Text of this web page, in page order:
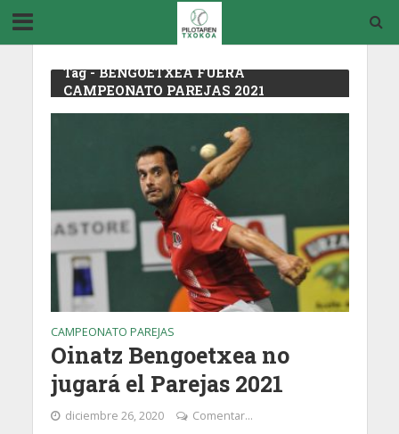
Tag - BENGOETXEA FUERA
CAMPEONATO PAREJAS 2021
CAMPEONATO PAREJAS
Oinatz Bengoetxea no
jugará el Parejas 2021
diciembre 26, 2020 Comentar...